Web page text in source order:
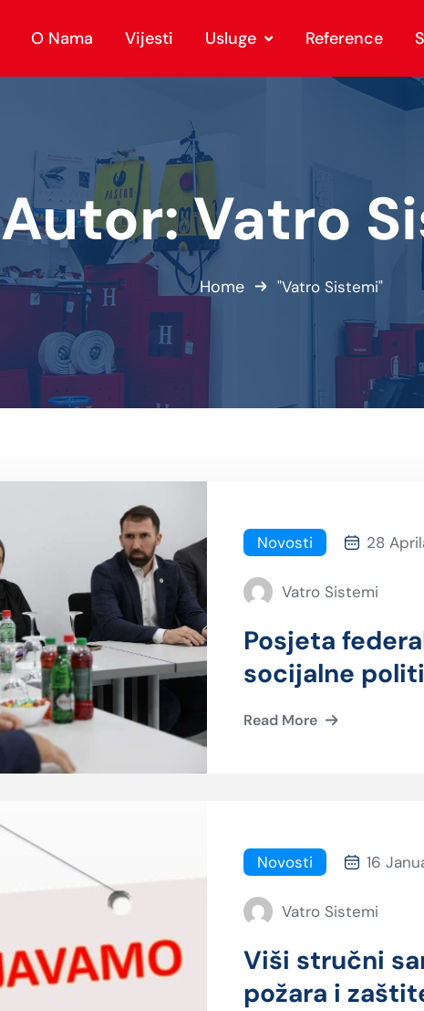
O Nama Vijesti Usluge Reference
Autor:Vatro
Home "Vatro Sistemi"
Novosti 28
Vatro Sistemi
Posjeta
socijalne
Read More
Novosti 16
Vatro Sistemi
Viši stručni
požara i